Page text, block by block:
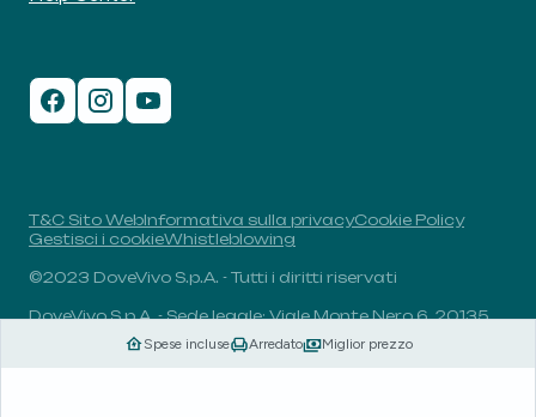
Spese incluse Arredato Miglior prezzo
T&C Sito WebInformativa sulla privacyCookie Policy
Gestisci i cookieWhistleblowing
©2023 DoveVivo S.p.A. - Tutti i diritti riservati
DoveVivo S.p.A. - Sede legale: Viale Monte Nero 6, 20135,
Milano, Italia - P.I.: 00406960732 - R.E.A.: MI-1838078 -
Capitale sociale: 1.829.649,81 euro i.v.